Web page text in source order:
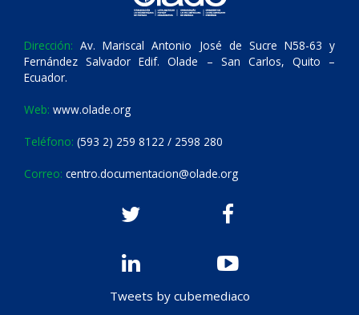
Dirección: Av. Mariscal Antonio José de Sucre N58-63 y
Fernández Salvador Edif. Olade – San Carlos, Quito –
Ecuador.
Web: www.olade.org
Teléfono: (593 2) 259 8122 / 2598 280
Correo: centro.documentacion@olade.org
Tweets by cubemediaco